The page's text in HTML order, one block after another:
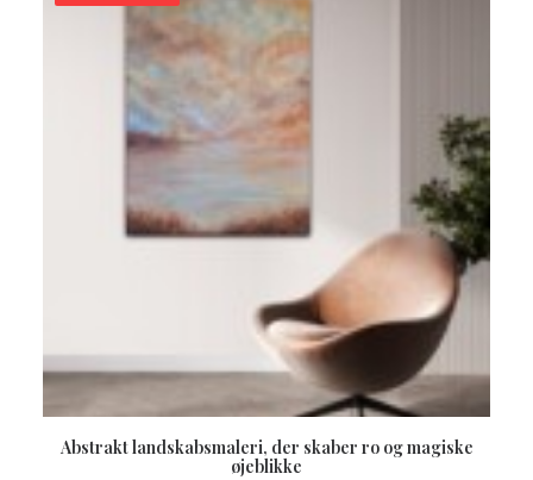
LÆS MERE
Abstrakt landskabsmaleri, der skaber ro og magiske
øjeblikke